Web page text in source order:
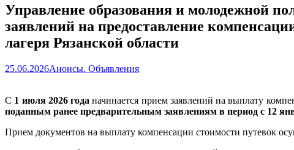
Управление образования и молодежной
заявлений на предоставление
лагеря Рязанской области
25.06.2026Анонсы. Объявления
С 1 июля 2026 года начинается прием заявлений на выплату
поданным ранее предварительным заявлениям в период с 12
Прием документов на выплату компенсации стоимости путевок